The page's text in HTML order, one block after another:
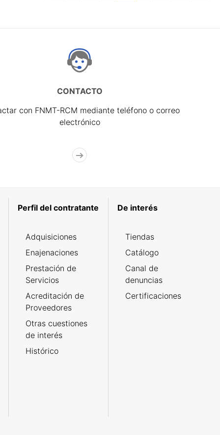
CONTACTO
con FNMT-RCM mediante teléfono o correo
electrónico
Perfil del contratante
Adquisiciones
Enajenaciones
Prestación de
Servicios
Acreditación de
Proveedores
Otras cuestiones
de interés
Histórico
De interés
Tiendas
Catálogo
Canal de
denuncias
Certificaciones